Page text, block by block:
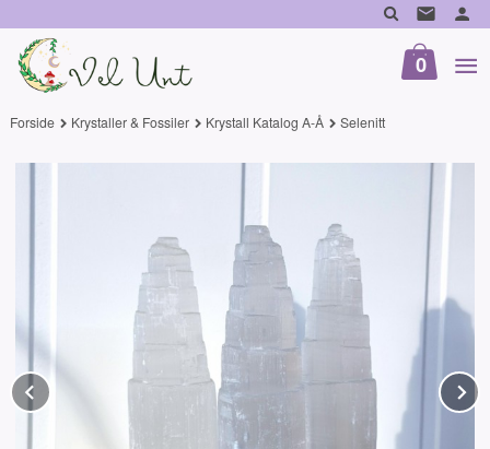
til
innholdet
0
Forside Krystaller & Fossiler Krystall Katalog A-Å Selenitt